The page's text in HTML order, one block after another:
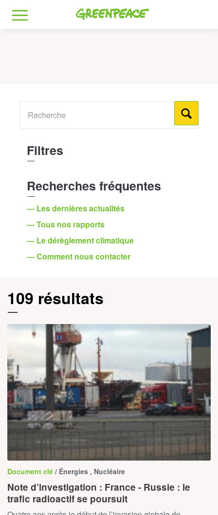
Greenpeace
MENU
Filtres
Recherches fréquentes
— Les dernières actualités
— Tous nos rapports
— Le dérèglement climatique
— Comment nous contacter
109 résultats
Document clé / Énergies , Nucléaire
Note d’investigation : France - Russie : le
trafic radioactif se poursuit